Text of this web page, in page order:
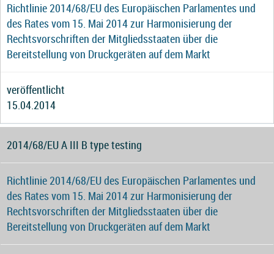
Richtlinie 2014/68/EU des Europäischen Parlamentes und
des Rates vom 15. Mai 2014 zur Harmonisierung der
Rechtsvorschriften der Mitgliedsstaaten über die
Bereitstellung von Druckgeräten auf dem Markt
veröffentlicht
15.04.2014
2014/68/EU A III B type testing
Richtlinie 2014/68/EU des Europäischen Parlamentes und
des Rates vom 15. Mai 2014 zur Harmonisierung der
Rechtsvorschriften der Mitgliedsstaaten über die
Bereitstellung von Druckgeräten auf dem Markt